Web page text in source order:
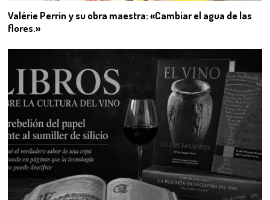
Valérie Perrin y su obra maestra: «Cambiar el agua de las
flores.»